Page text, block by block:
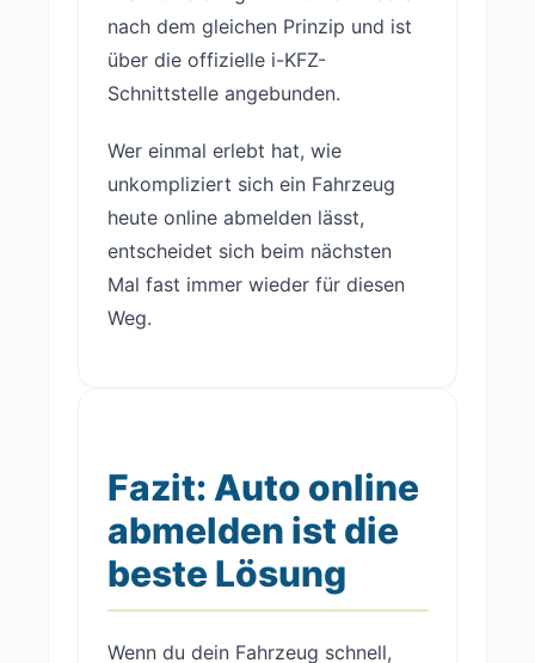
nach dem gleichen Prinzip und ist
über die offizielle i-KFZ-
Schnittstelle angebunden.
Wer einmal erlebt hat, wie
unkompliziert sich ein Fahrzeug
heute online abmelden lässt,
entscheidet sich beim nächsten
Mal fast immer wieder für diesen
Weg.
Fazit: Auto online
abmelden ist die
beste Lösung
Wenn du dein Fahrzeug schnell,